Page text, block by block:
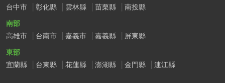
台中市
彰化縣 雲林縣 苗栗縣
南投縣
南部
高雄市
台南市 嘉義市 嘉義縣
屏東縣
東部
宜蘭縣
台東縣 花蓮縣 澎湖縣 金門縣 連江縣